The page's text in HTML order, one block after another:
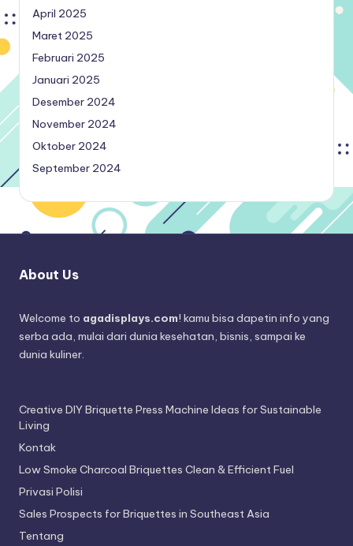
April 2025
Maret 2025
Februari 2025
Januari 2025
Desember 2024
November 2024
Oktober 2024
September 2024
About Us
Welcome to agadisplays.com! kamu bisa dapetin info yang
serba ada, mulai dari dunia kesehatan, bisnis, sampai ke
dunia kuliner.
Creative DIY Briquette Press Machine Ideas for Sustainable
Living
Kontak
Low Smoke Charcoal Briquettes Clean & Efficient Fuel
Privasi Polisi
Sales Prospects for Briquettes in Southeast Asia
Tentang